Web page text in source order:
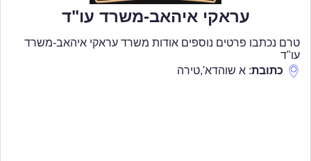
עראקי איהאב-משרד עו"ד
טרם נכתבו פרטים נוספים אודות משרד עראקי איהאב-משרד
עו"ד
כתובת: א שוהדא',טירה